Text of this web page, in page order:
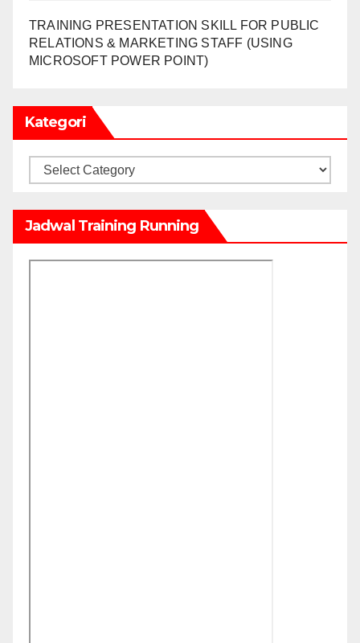
TRAINING PRESENTATION SKILL FOR PUBLIC
RELATIONS & MARKETING STAFF (USING
MICROSOFT POWER POINT)
Kategori
Kategori
Jadwal Training Running